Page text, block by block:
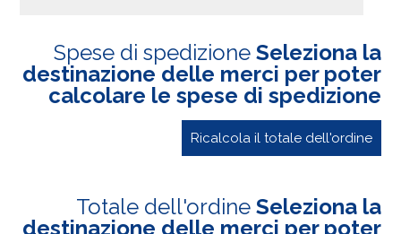
Spese di spedizione Seleziona la
destinazione delle merci per poter
calcolare le spese di spedizione
Ricalcola il totale dell'ordine
Totale dell'ordine Seleziona la
destinazione delle merci per poter